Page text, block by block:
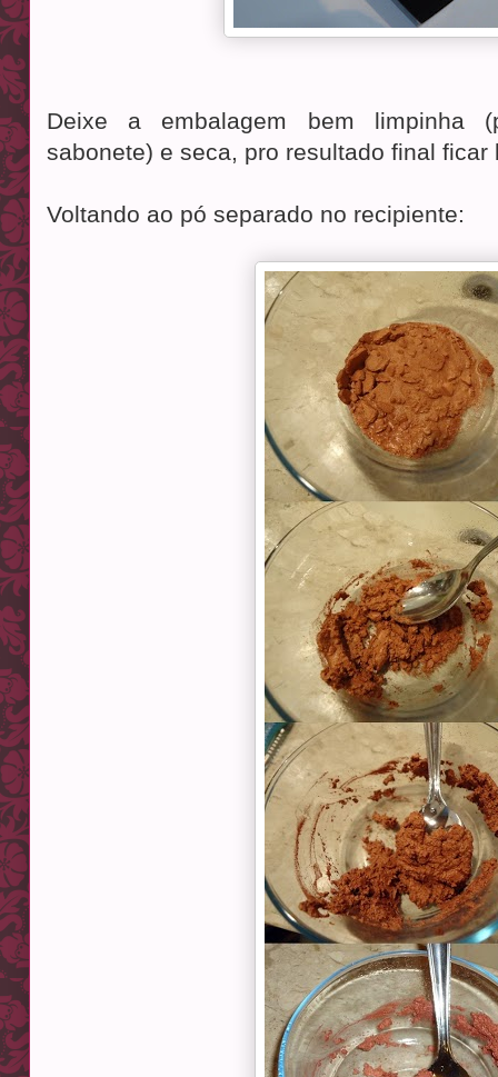
Deixe a embalagem bem limpinha
sabonete) e seca, pro resultado final ficar
Voltando ao pó separado no recipiente: